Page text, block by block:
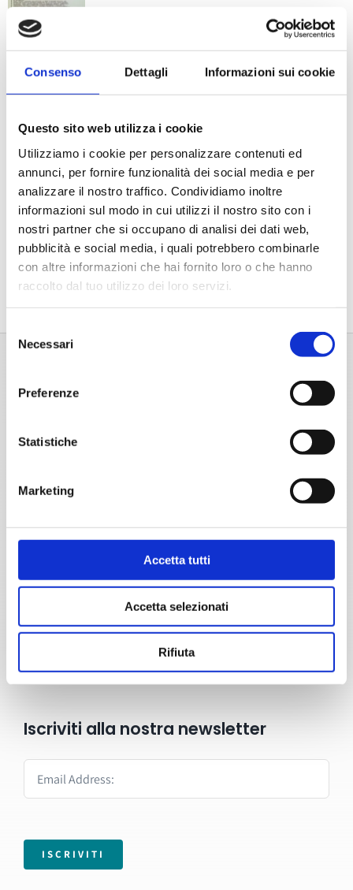
Consenso Dettagli Informazioni sui cookie
Questo sito web utilizza i cookie
Utilizziamo i cookie per personalizzare contenuti ed
annunci, per fornire funzionalità dei social media e per
analizzare il nostro traffico. Condividiamo inoltre
informazioni sul modo in cui utilizzi il nostro sito con i
nostri partner che si occupano di analisi dei dati web,
pubblicità e social media, i quali potrebbero combinarle
con altre informazioni che hai fornito loro o che hanno
raccolto dal tuo utilizzo dei loro servizi.
delNecessari
Preferenze
Statistiche
Marketing
Accetta tutti
Accetta selezionati
Rifiuta
Bollini per certificati
CCIAA (foglio 40
bollini)
4,03
Home
Chi Siamo
Blog
Contatti
Iscriviti alla nostra newsletter
ISCRIVITI